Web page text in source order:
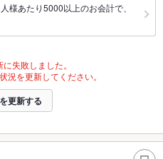
様あたり5000以上のお会計で、
失敗しました。
況を更新してください。
更新する